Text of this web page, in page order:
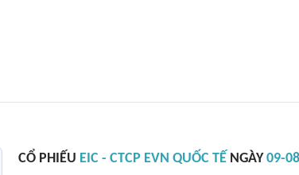
CỔ PHIẾU EIC - CTCP EVN QUỐC TẾ NGÀY 09-